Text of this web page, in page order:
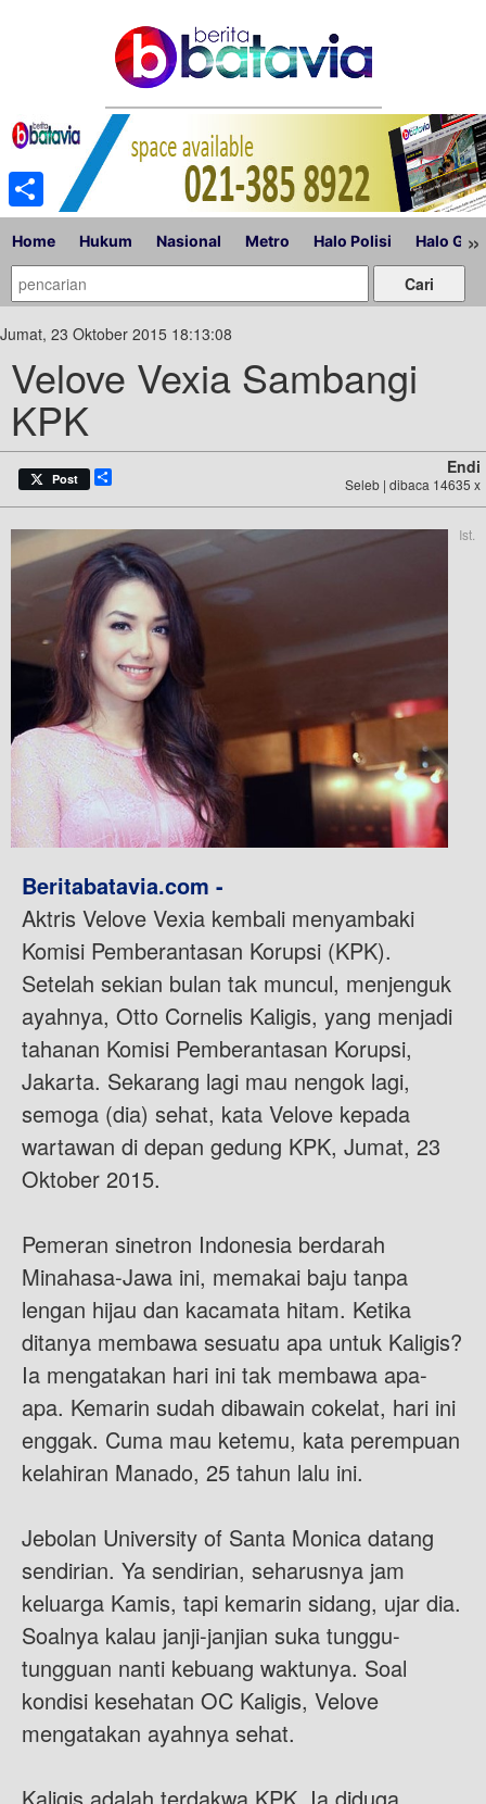
Home Hukum Nasional Metro Halo Polisi Halo »
Jumat, 23 Oktober 2015 18:13:08
Velove Vexia Sambangi
KPK
Post
Endi
Seleb | dibaca 14635 x
Ist.
Beritabatavia.com -
Aktris Velove Vexia kembali menyambaki
Komisi Pemberantasan Korupsi (KPK).
Setelah sekian bulan tak muncul, menjenguk
ayahnya, Otto Cornelis Kaligis, yang menjadi
tahanan Komisi Pemberantasan Korupsi,
Jakarta. Sekarang lagi mau nengok lagi,
semoga (dia) sehat, kata Velove kepada
wartawan di depan gedung KPK, Jumat, 23
Oktober 2015.
Pemeran sinetron Indonesia berdarah
Minahasa-Jawa ini, memakai baju tanpa
lengan hijau dan kacamata hitam. Ketika
ditanya membawa sesuatu apa untuk Kaligis?
Ia mengatakan hari ini tak membawa apa-
apa. Kemarin sudah dibawain cokelat, hari ini
enggak. Cuma mau ketemu, kata perempuan
kelahiran Manado, 25 tahun lalu ini.
Jebolan University of Santa Monica datang
sendirian. Ya sendirian, seharusnya jam
keluarga Kamis, tapi kemarin sidang, ujar dia.
Soalnya kalau janji-janjian suka tunggu-
tungguan nanti kebuang waktunya. Soal
kondisi kesehatan OC Kaligis, Velove
mengatakan ayahnya sehat.
Share